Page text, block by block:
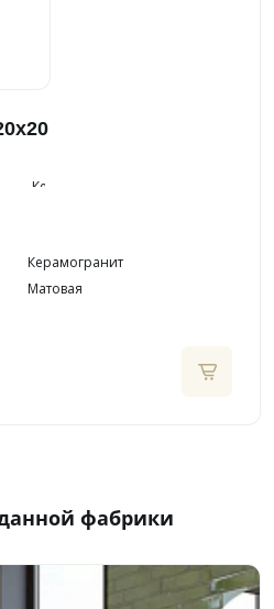
Керамогранит
Матовая
фабрики